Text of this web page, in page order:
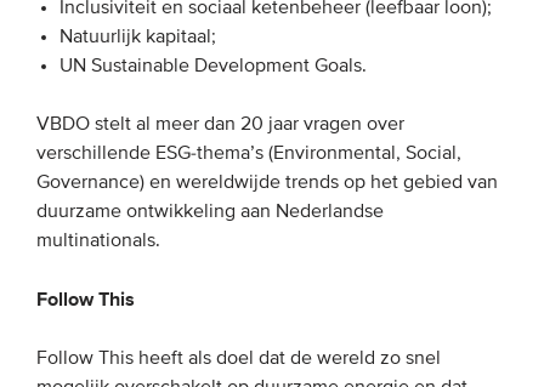
EVENEMENTEN
Van leden & partners
MEDIA
Inclusiviteit en sociaal ketenbeheer (leefbaar loon);
Natuurlijk kapitaal;
UN Sustainable Development Goals.
VBDO stelt al meer dan 20 jaar vragen over
verschillende ESG-thema’s (Environmental, Social,
Governance) en wereldwijde trends op het gebied van
duurzame ontwikkeling aan Nederlandse
multinationals.
Follow This
Follow This heeft als doel dat de wereld zo snel